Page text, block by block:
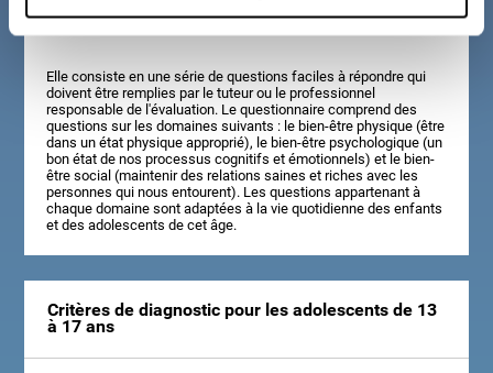
Elle consiste en une série de questions faciles à répondre qui
doivent être remplies par le tuteur ou le professionnel
responsable de l'évaluation. Le questionnaire comprend des
questions sur les domaines suivants : le bien-être physique (être
dans un état physique approprié), le bien-être psychologique (un
bon état de nos processus cognitifs et émotionnels) et le bien-
être social (maintenir des relations saines et riches avec les
personnes qui nous entourent). Les questions appartenant à
chaque domaine sont adaptées à la vie quotidienne des enfants
et des adolescents de cet âge.
Critères de diagnostic pour les adolescents de 13
à 17 ans